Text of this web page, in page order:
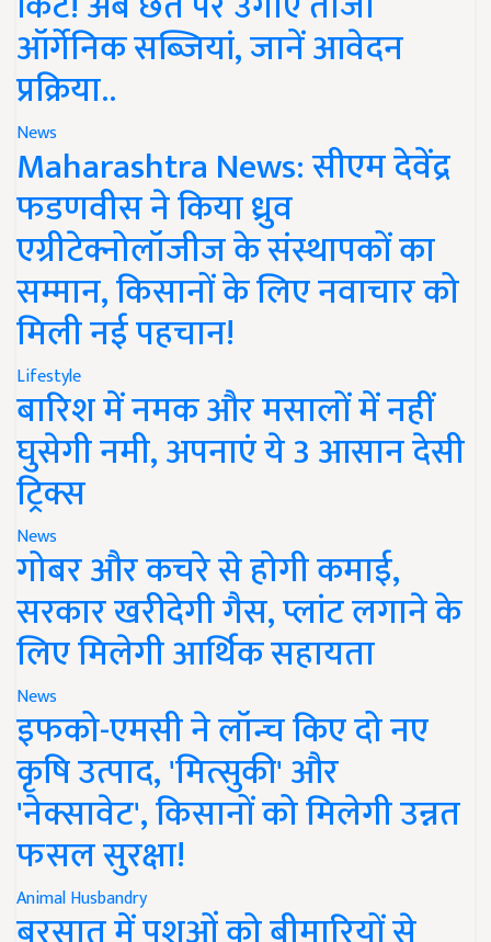
ऑर्गेनिक सब्जियां, जानें आवेदन
प्रक्रिया..
News
Maharashtra News: सीएम देवेंद्र
फडणवीस ने किया ध्रुव
एग्रीटेक्नोलॉजीज के संस्थापकों का
सम्मान, किसानों के लिए नवाचार को
मिली नई पहचान!
Lifestyle
बारिश में नमक और मसालों में नहीं
घुसेगी नमी, अपनाएं ये 3 आसान देसी
ट्रिक्स
News
गोबर और कचरे से होगी कमाई,
सरकार खरीदेगी गैस, प्लांट लगाने के
लिए मिलेगी आर्थिक सहायता
News
इफको-एमसी ने लॉन्च किए दो नए
कृषि उत्पाद, 'मित्सुकी' और
'नेक्सावेट', किसानों को मिलेगी उन्नत
फसल सुरक्षा!
Animal Husbandry